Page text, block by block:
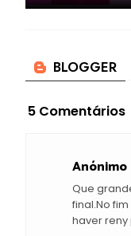
5 Comentários
Anónimo
Que
final.No
haver